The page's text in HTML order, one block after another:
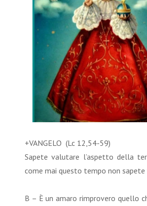
+VANGELO (Lc 12,54-59)
Sapete valutare l’aspetto della
come mai questo tempo non
B – È un amaro rimprovero quello